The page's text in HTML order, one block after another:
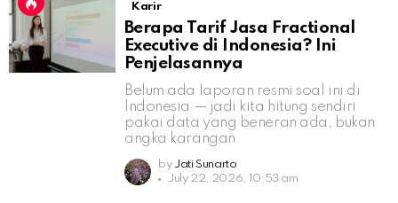
Karir
Berapa Tarif Jasa Fractional
Executive di Indonesia? Ini
Penjelasannya
Belum ada laporan resmi soal ini di
Indonesia — jadi kita hitung sendiri
pakai data yang beneran ada, bukan
angka karangan.
by Jati Sunarto
July 22, 2026, 10:53 am